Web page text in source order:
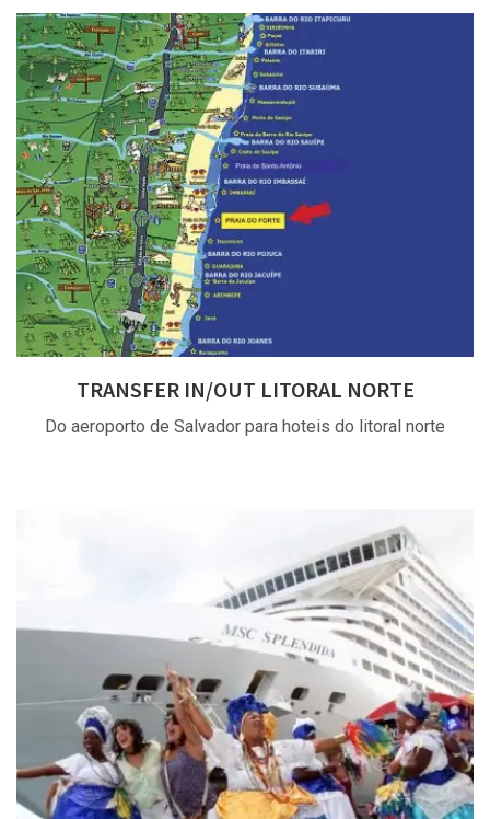
TRANSFER IN/OUT LITORAL NORTE
Do aeroporto de Salvador para hoteis do litoral norte